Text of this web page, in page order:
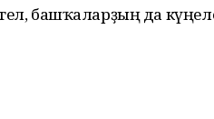
түгел, башҡаларҙың да